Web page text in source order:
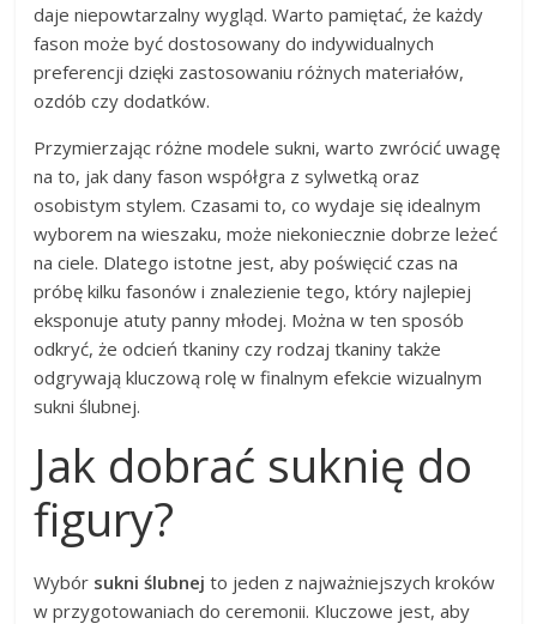
daje niepowtarzalny wygląd. Warto pamiętać, że każdy
fason może być dostosowany do indywidualnych
preferencji dzięki zastosowaniu różnych materiałów,
ozdób czy dodatków.
Przymierzając różne modele sukni, warto zwrócić uwagę
na to, jak dany fason współgra z sylwetką oraz
osobistym stylem. Czasami to, co wydaje się idealnym
wyborem na wieszaku, może niekoniecznie dobrze leżeć
na ciele. Dlatego istotne jest, aby poświęcić czas na
próbę kilku fasonów i znalezienie tego, który najlepiej
eksponuje atuty panny młodej. Można w ten sposób
odkryć, że odcień tkaniny czy rodzaj tkaniny także
odgrywają kluczową rolę w finalnym efekcie wizualnym
sukni ślubnej.
Jak dobrać suknię do
figury?
Wybór sukni ślubnej to jeden z najważniejszych kroków
w przygotowaniach do ceremonii. Kluczowe jest, aby